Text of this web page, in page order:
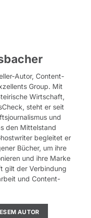
Autor, Content-
Group. Mit
Wirtschaft,
steht er seit
und
den Mittelstand
begleitet er
Bücher, um ihre
und ihre Marke
gilt der Verbindung
und Content-
AUTOR